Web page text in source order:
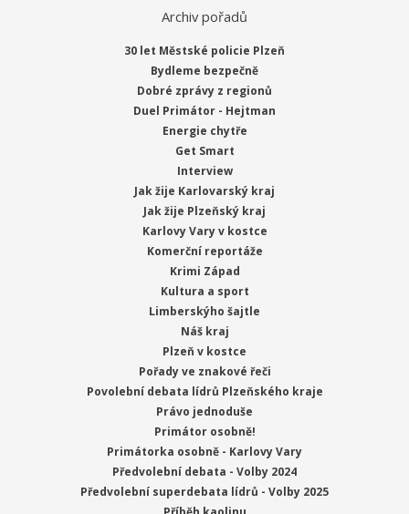
Archiv pořadů
30 let Městské policie Plzeň
Bydleme bezpečně
Dobré zprávy z regionů
Duel Primátor - Hejtman
Energie chytře
Get Smart
Interview
Jak žije Karlovarský kraj
Jak žije Plzeňský kraj
Karlovy Vary v kostce
Komerční reportáže
Krimi Západ
Kultura a sport
Limberskýho šajtle
Náš kraj
Plzeň v kostce
Pořady ve znakové řeči
Povolební debata lídrů Plzeňského kraje
Právo jednoduše
Primátor osobně!
Primátorka osobně - Karlovy Vary
Předvolební debata - Volby 2024
Předvolební superdebata lídrů - Volby 2025